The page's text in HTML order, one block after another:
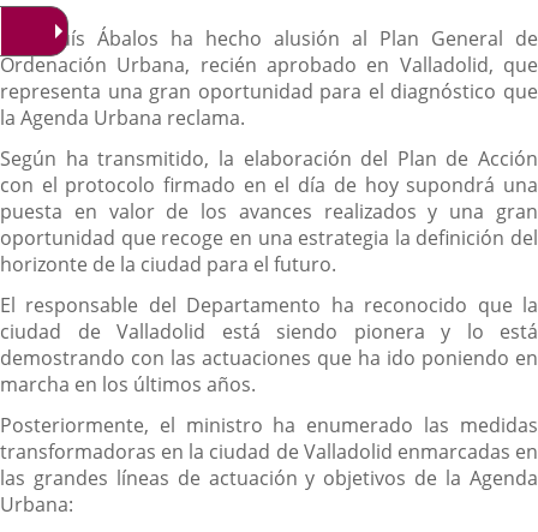
José Luís Ábalos ha hecho alusión al Plan General de
Ordenación Urbana, recién aprobado en Valladolid, que
representa una gran oportunidad para el diagnóstico que
la Agenda Urbana reclama.
Según ha transmitido, la elaboración del Plan de Acción
con el protocolo firmado en el día de hoy supondrá una
puesta en valor de los avances realizados y una gran
oportunidad que recoge en una estrategia la definición del
horizonte de la ciudad para el futuro.
El responsable del Departamento ha reconocido que la
ciudad de Valladolid está siendo pionera y lo está
demostrando con las actuaciones que ha ido poniendo en
marcha en los últimos años.
Posteriormente, el ministro ha enumerado las medidas
transformadoras en la ciudad de Valladolid enmarcadas en
las grandes líneas de actuación y objetivos de la Agenda
Urbana: